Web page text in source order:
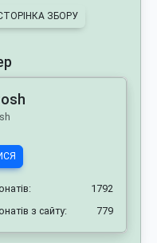
ЗБОРУ
1792
з сайту:
779